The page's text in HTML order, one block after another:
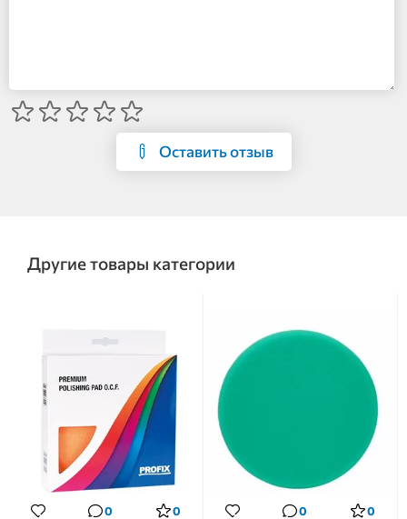
Оставить отзыв
Другие товары категории
0 0 0 0